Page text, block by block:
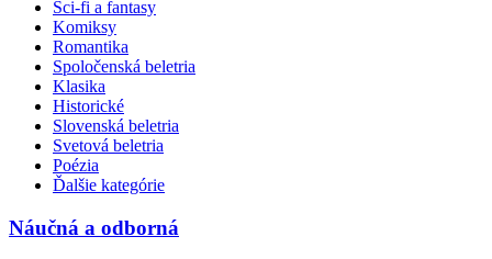
Sci-fi a fantasy
Komiksy
Romantika
Spoločenská beletria
Klasika
Historické
Slovenská beletria
Svetová beletria
Poézia
Ďalšie kategórie
Náučná a odborná